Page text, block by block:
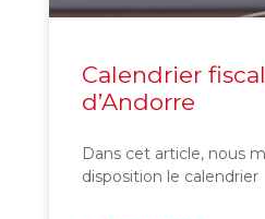
Calendrier
d’Andorre
Dans cet article, nous
disposition le calendrier